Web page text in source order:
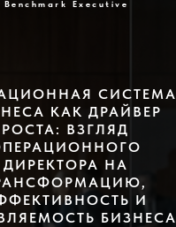
СИСТЕМА
КАК ДРАЙВЕР
РОСТА: ВЗГЛЯД
ДИРЕКТОРА НА
И
БИЗНЕСА
Benchmark Executive